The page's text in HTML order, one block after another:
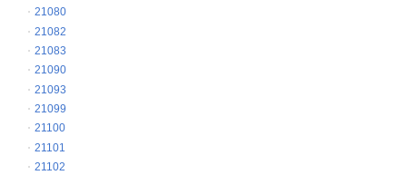
21080
21082
21083
21090
21093
21099
21100
21101
21102